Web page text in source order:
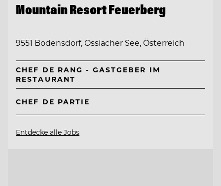
Mountain Resort Feuerberg
9551 Bodensdorf, Ossiacher See, Österreich
CHEF DE RANG - GASTGEBER IM
RESTAURANT
CHEF DE PARTIE
Entdecke alle Jobs